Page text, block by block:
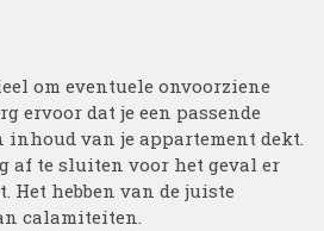
om eventuele onvoorziene
ervoor dat je een passende
van je appartement dekt.
af te sluiten voor het geval er
Het hebben van de juiste
calamiteiten.